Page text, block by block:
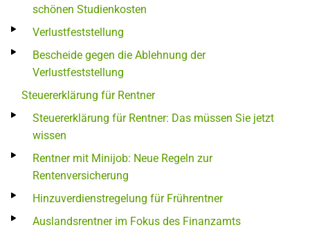
schönen Studienkosten
Verlustfeststellung
Bescheide gegen die Ablehnung der
Verlustfeststellung
Steuererklärung für Rentner
Steuererklärung für Rentner: Das müssen Sie jetzt
wissen
Rentner mit Minijob: Neue Regeln zur
Rentenversicherung
Hinzuverdienstregelung für Frührentner
Auslandsrentner im Fokus des Finanzamts